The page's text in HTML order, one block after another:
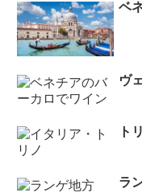
ベ
ヴ
ト
ラ